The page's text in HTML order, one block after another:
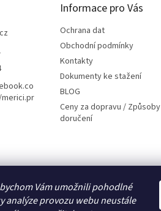
Vám umožnili pohodlné
analýze provozu webu neustále
Informace pro Vás
Ochrana dat
Obchodní podmínky
Kontakty
Dokumenty ke stažení
BLOG
Ceny za dopravu / Způsoby
doručení
Kalibrace.info meteostanice.cz